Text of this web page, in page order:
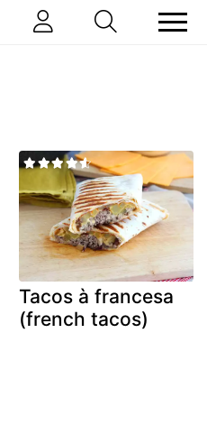
Tacos à francesa
(french tacos)